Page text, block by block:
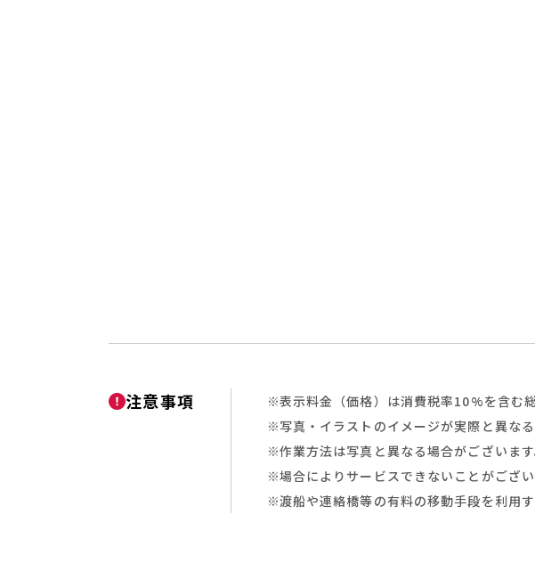
注意事項
表示料金（価格）は消費税率10%を含む総
写真・イラストのイメージが実際と異なる
作業方法は写真と異なる場合がございます
場合によりサービスできないことがござい
渡船や連絡橋等の有料の移動手段を利用